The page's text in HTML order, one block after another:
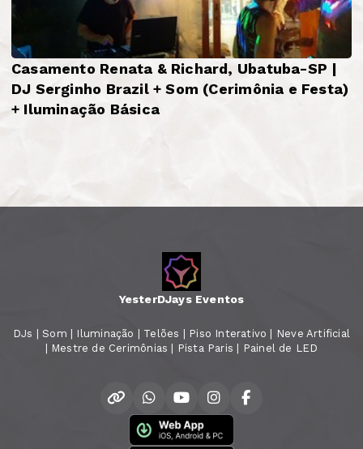
Casamento Renata & Richard, Ubatuba-SP |
DJ Serginho Brazil + Som (Cerimônia e Festa)
+ Iluminação Básica
YesterDJays Eventos
DJs | Som | Iluminação | Telões | Piso Interativo | Neve Artificial
| Mestre de Cerimônias | Pista Paris | Painel de LED